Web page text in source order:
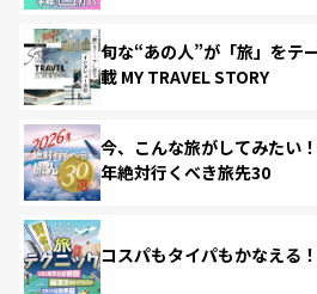
旬な“あの人”が「旅」をテ
載 MY TRAVEL STORY
今、こんな旅がしてみたい
年絶対行くべき旅先30
コスパもタイパもかなえる